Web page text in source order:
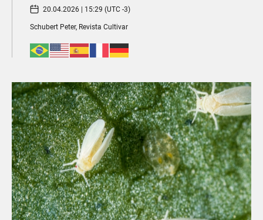
20.04.2026 | 15:29 (UTC -3)
Schubert Peter, Revista Cultivar